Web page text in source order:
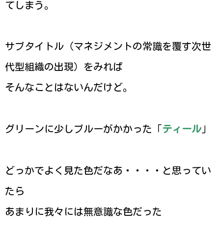
てしまう。
サブタイトル（マネジメントの常識を覆す次世
代型組織の出現）をみれば
そんなことはないんだけど。
グリーンに少しブルーがかかった「ティール 」
どっかでよく見た色だなあ・・・・と思ってい
たら
あまりに我々には無意識な色だった